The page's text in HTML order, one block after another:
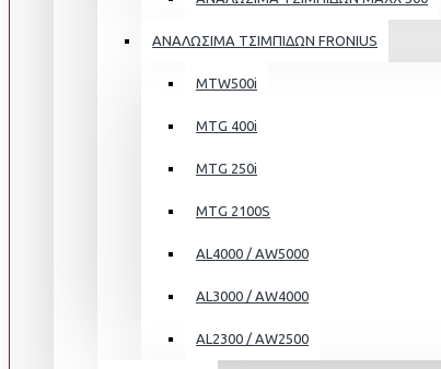
ΑΝΑΛΩΣΙΜΑ ΤΣΙΜΠΙΔΩΝ FRONIUS
MTW500i
MTG 400i
MTG 250i
MTG 2100S
AL4000 / AW5000
AL3000 / AW4000
AL2300 / AW2500